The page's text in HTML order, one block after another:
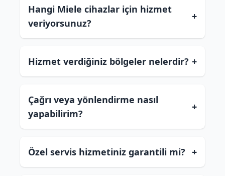
Hangi Miele cihazlar için hizmet
veriyorsunuz?
+
Hizmet verdiğiniz bölgeler nelerdir? +
Çağrı veya yönlendirme nasıl
yapabilirim?
+
Özel servis hizmetiniz garantili mi? +